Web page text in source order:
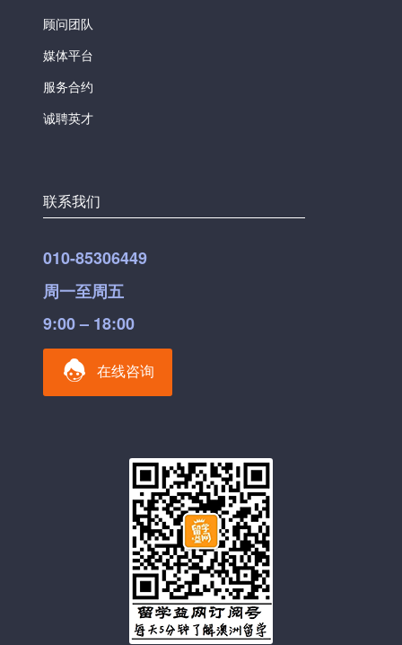
顾问团队
媒体平台
服务合约
诚聘英才
联系我们
010-85306449
周一至周五
9:00 – 18:00
在线咨询